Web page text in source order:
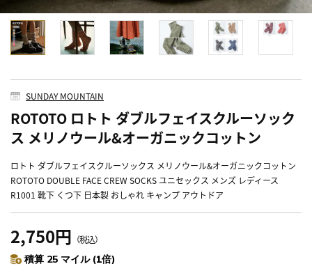
SUNDAY MOUNTAIN
ROTOTO ロトト ダブルフェイスクルーソック
ス メリノウール&オーガニックコットン
ロトト ダブルフェイスクルーソックス メリノウール&オーガニックコットン
ROTOTO DOUBLE FACE CREW SOCKS ユニセックス メンズ レディース
R1001 靴下 くつ下 日本製 おしゃれ キャンプ アウトドア
2,750円 （税込）
積算 25 マイル (1倍)